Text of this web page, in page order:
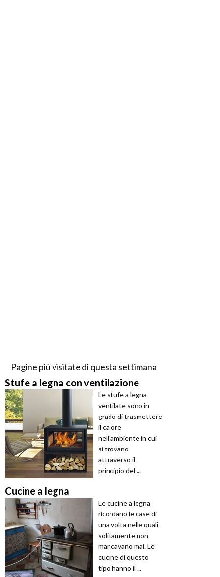
Pagine più visitate di questa settimana
Stufe a legna con ventilazione
Le stufe a legna
ventilate sono in
grado di trasmettere
il calore
nell'ambiente in cui
si trovano
attraverso il
principio del ...
Cucine a legna
Le cucine a legna
ricordano le case di
una volta nelle quali
solitamente non
mancavano mai. Le
cucine di questo
tipo hanno il ...